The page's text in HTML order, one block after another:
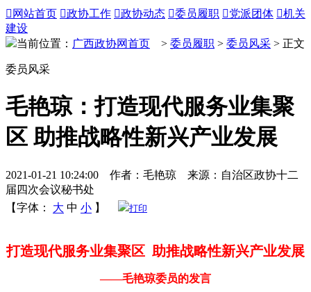
 网站首页 政协工作 政协动态 委员履职 党派团体 机关
建设
当前位置： 广西政协网首页 > 委员履职 > 委员风采 > 正文
委员风采
毛艳琼：打造现代服务业集聚
区 助推战略性新兴产业发展
2021-01-21 10:24:00 作者：毛艳琼 来源：自治区政协十二
届四次会议秘书处
【字体：
大 中 小 】 打印
打造现代服务业集聚区 助推战略性新兴产业发展
——毛艳琼委员的发言